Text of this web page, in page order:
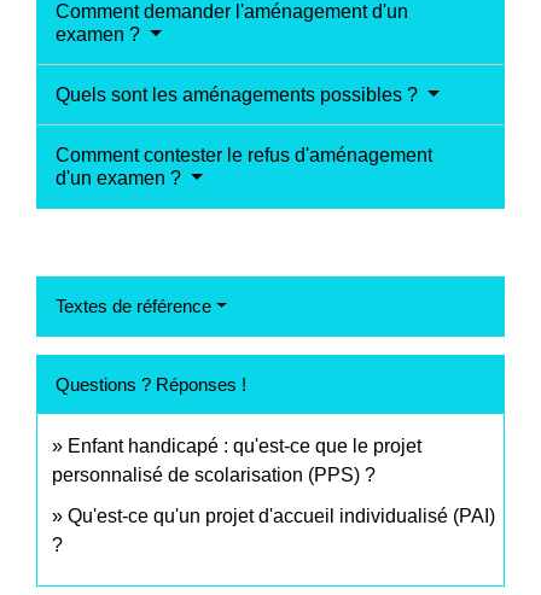
Comment demander l'aménagement d'un
examen ?
Quels sont les aménagements possibles ?
Comment contester le refus d'aménagement
d'un examen ?
Textes de référence
Questions ? Réponses !
Enfant handicapé : qu'est-ce que le projet
personnalisé de scolarisation (PPS) ?
Qu'est-ce qu'un projet d'accueil individualisé (PAI)
?